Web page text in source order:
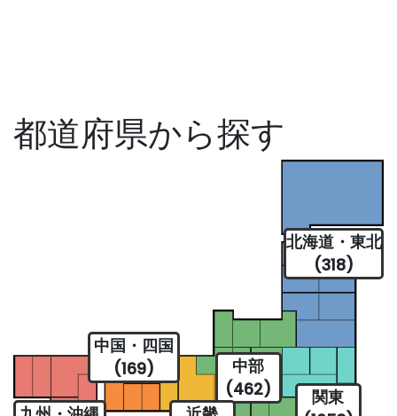
都道府県から探す
北海道・東北
(318)
関東
中部
(462)
中国・四国
(169)